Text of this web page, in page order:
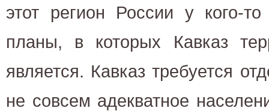
этот регион России у кого-
планы, в которых Кавказ
является. Кавказ требуется
не совсем адекватное